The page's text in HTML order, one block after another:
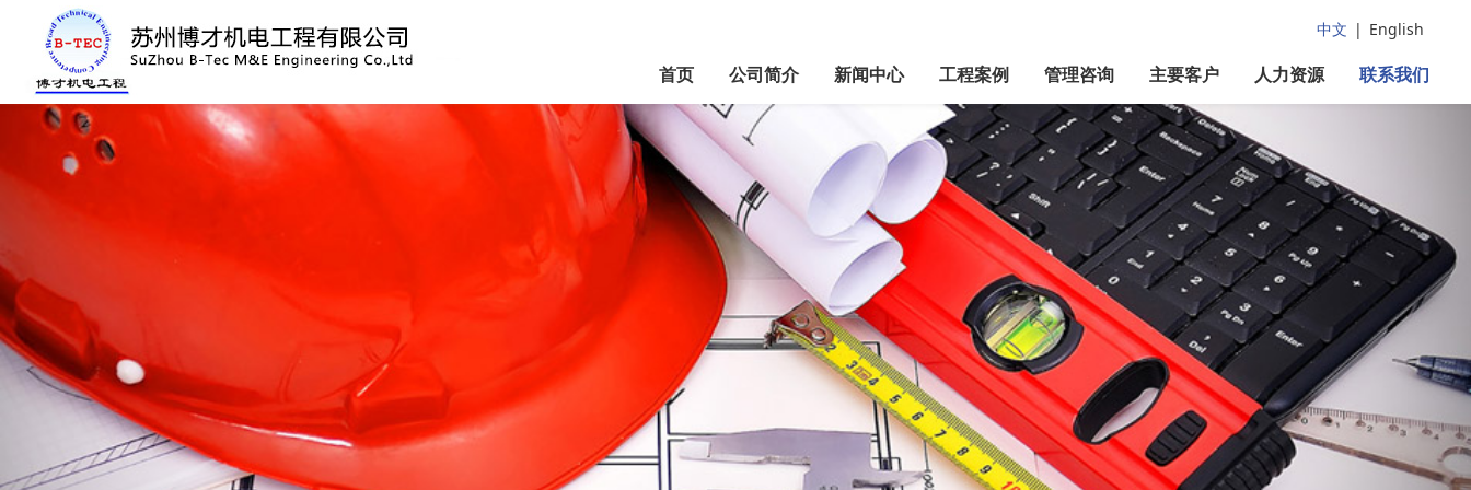
中文 | English
首页 公司简介 新闻中心 工程案例 管理咨询 主要客户 人力资源 联系我们